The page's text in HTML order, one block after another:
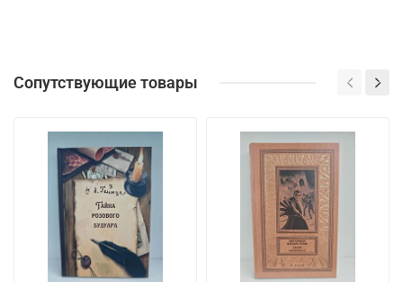
Сопутствующие товары